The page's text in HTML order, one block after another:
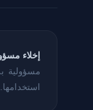
إخلاء
مسؤولية
استخدامها.